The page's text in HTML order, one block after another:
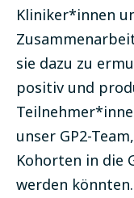
Kliniker*innen
sie dazu zu
positiv und
unser GP2-
Kohorten in die
werden